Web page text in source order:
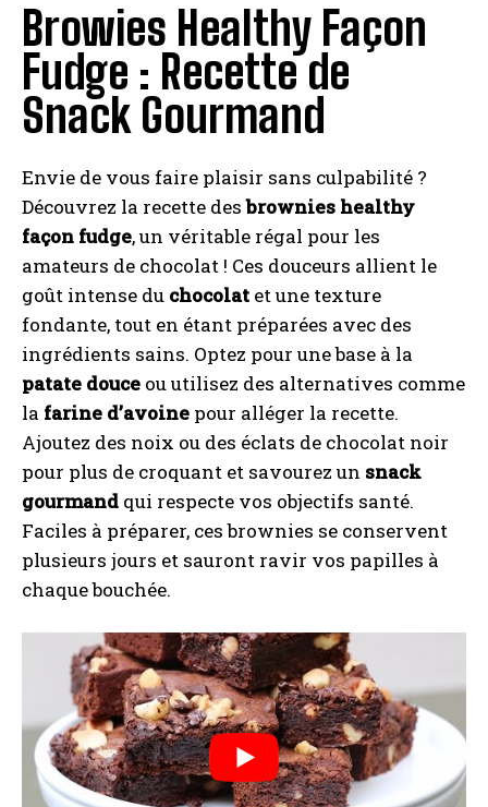
Browies Healthy Façon
Fudge : Recette de
Snack Gourmand
Envie de vous faire plaisir sans culpabilité ?
Découvrez la recette desbrownies healthy
façon fudge, un véritable régal pour les
amateurs de chocolat ! Ces douceurs allient le
goût intense du chocolat et une texture
fondante, tout en étant préparées avec des
ingrédients sains. Optez pour une base à la
patate douce ou utilisez des alternatives comme
la farine d’avoine pour alléger la recette.
Ajoutez des noix ou des éclats de chocolat noir
pour plus de croquant et savourez un snack
gourmand qui respecte vos objectifs santé.
Faciles à préparer, ces brownies se conservent
plusieurs jours et sauront ravir vos papilles à
chaque bouchée.